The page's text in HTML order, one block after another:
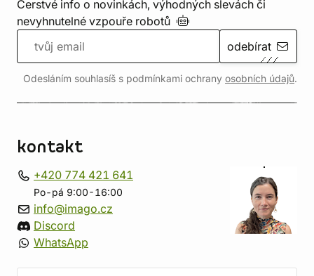
Čerstvé info o novinkách, výhodných slevách či
nevyhnutelné vzpouře robotů
odebírat
Odesláním souhlasíš s podmínkami ochrany osobních údajů.
kontakt
+420 774 421 641
Po-pá 9:00-16:00
info@imago.cz
Discord
WhatsApp